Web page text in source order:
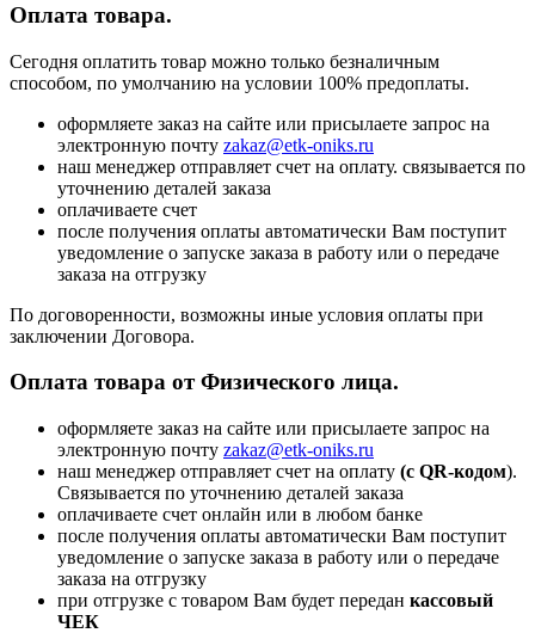
Оплата товара.
Сегодня оплатить товар можно только безналичным
способом, по умолчанию на условии 100% предоплаты.
оформляете заказ на сайте или присылаете запрос на
электронную почту zakaz@etk-oniks.ru
наш менеджер отправляет счет на оплату. связывается по
уточнению деталей заказа
оплачиваете счет
после получения оплаты автоматически Вам поступит
уведомление о запуске заказа в работу или о передаче
заказа на отгрузку
По договоренности, возможны иные условия оплаты при
заключении Договора.
Оплата товара от Физического лица.
оформляете заказ на сайте или присылаете запрос на
электронную почту zakaz@etk-oniks.ru
наш менеджер отправляет счет на оплату (с QR-кодом).
Связывается по уточнению деталей заказа
оплачиваете счет онлайн или в любом банке
после получения оплаты автоматически Вам поступит
уведомление о запуске заказа в работу или о передаче
заказа на отгрузку
при отгрузке с товаром Вам будет передан кассовый
ЧЕК